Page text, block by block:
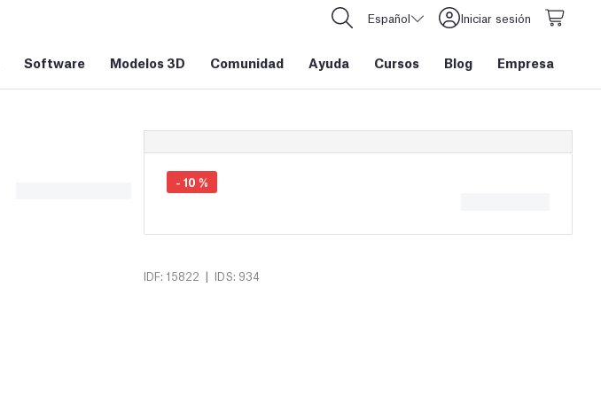
Español Iniciar sesión
Software Modelos 3D Comunidad Ayuda Cursos Blog Empresa
- 10 %
IDF: 15822 | IDS: 934